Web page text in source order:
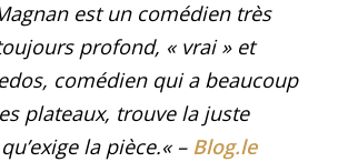
est un comédien très
profond, « vrai » et
comédien qui a beaucoup
plateaux, trouve la juste
la pièce.« – Blog.le